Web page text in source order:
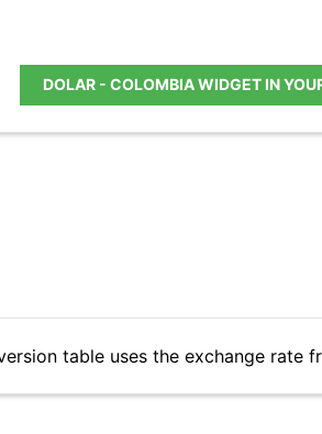
DOLAR - COLOMBIA WIDGET IN
table uses the exchange rate